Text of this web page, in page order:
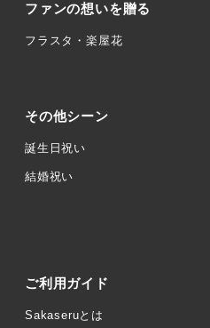
ファンの想いを贈る
フラスタ・楽屋花
その他シーン
誕生日祝い
結婚祝い
ご利用ガイド
Sakaseruとは